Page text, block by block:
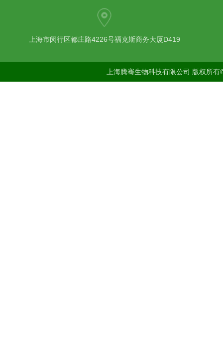
上海市闵行区都庄路4226号福克斯商务大厦D419
上海腾骞生物科技有限公司 版权所